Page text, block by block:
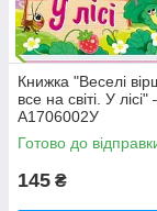
Книжка "Веселі
все на світі. У лісі"
А1706002У
Готово до
145 ₴